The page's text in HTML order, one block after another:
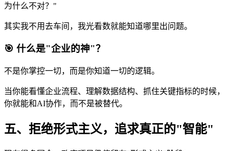
为什么不对？"
其实我不用去车间，我光看数就能知道哪里出问题。
🎯 什么是"企业的神"？
不是你掌控一切，而是你知道一切的逻辑。
当你能看懂企业流程、理解数据结构、抓住关键指标的时候，
你就能和AI协作，而不是被替代。
五、拒绝形式主义，追求真正的"智能"